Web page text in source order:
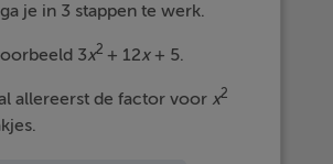
je in 3 stappen te werk.
3x2 + 12x+ 5.
allereerst de factor voor x2